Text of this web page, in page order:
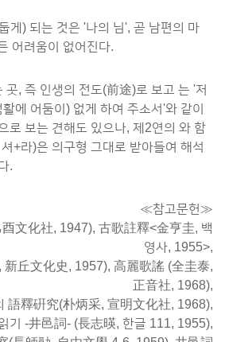
게) 되는 것은 '나의 님', 곧 남편의 마
어려움이 없어진다.
곳, 즉 인생의 전도(前途)로 보고 는 '저
에 어둠이) 없게 하여 주소서'와 같이
로 보는 견해도 있으나, 제2연의 와 함
+라)은 의구형 그대로 받아들여 해석
.
≪참고문헌≫
文化社, 1947), 古歌註釋<金亨圭, 백
영사, 1955>,
新丘文化史, 1957), 高麗歌謠 (全圭泰,
正音社, 1968),
語釋硏究(朴炳采, 宣明文化社, 1968),
기 -井邑詞- (長志暎, 한글 111, 1955),